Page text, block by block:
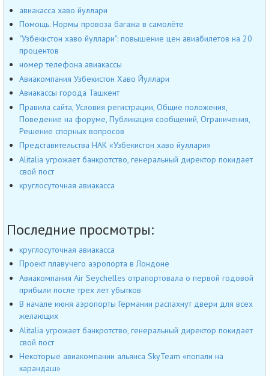
авиакасса хаво йуллари
Помощь. Нормы провоза багажа в самолёте
"Узбекистон хаво йуллари": повышение цен авиабилетов на 20
процентов
номер телефона авиакассы
Авиакомпания Узбекистон Хаво Йуллари
Авиакассы города Ташкент
Правила сайта, Условия регистрации, Общие положения,
Поведение на форуме, Публикация сообщений, Ограничения,
Решение спорных вопросов
Представительства НАК «Узбекистон хаво йуллари»
Alitalia угрожает банкротство, генеральный директор покидает
свой пост
круглосуточная авиакасса
Последние просмотры:
круглосуточная авиакасса
Проект плавучего аэропорта в Лондоне
Авиакомпания Air Seychelles отрапортовала о первой годовой
прибыли после трех лет убытков
В начале июня аэропорты Германии распахнут двери для всех
желающих
Alitalia угрожает банкротство, генеральный директор покидает
свой пост
Некоторые авиакомпании альянса SkyTeam «попали на
карандаш»